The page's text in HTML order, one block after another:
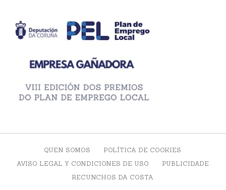
QUEN SOMOS
POLÍTICA DE COOKIES
AVISO LEGAL Y CONDICIONES DE USO
PUBLICIDADE
RECUNCHOS DA COSTA